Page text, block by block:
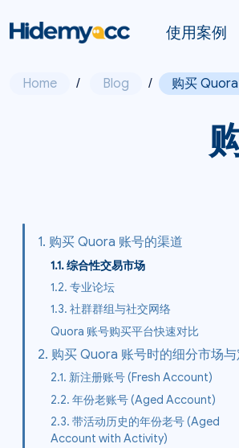
使用案例
Home / Blog / 购买
1. 购买 Quora 账号的渠道
1.1. 综合性交易市场
1.2. 专业论坛
1.3. 社群群组与社交网络
Quora 账号购买平台快速对比
2. 购买 Quora 账号时的细分市场与
2.1. 新注册账号 (Fresh Account)
2.2. 年份老账号 (Aged Account)
2.3. 带活动历史的年份老号 (Aged
Account with Activity)